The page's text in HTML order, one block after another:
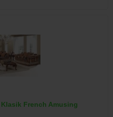
French Amusing